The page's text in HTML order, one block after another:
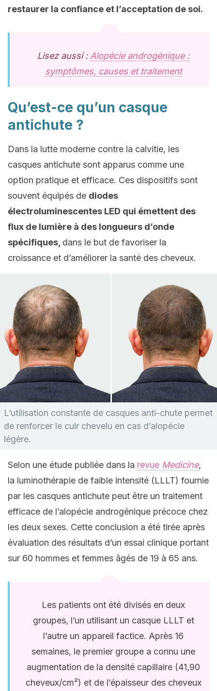
restaurer la confiance et l’acceptation de soi.
Lisez aussi : Alopécie androgénique :
symptômes, causes et traitement
Qu’est-ce qu’un casque
antichute ?
Dans la lutte moderne contre la calvitie, les
casques antichute sont apparus comme une
option pratique et efficace. Ces dispositifs sont
souvent équipés de diodes
électroluminescentes LED qui émettent des
flux de lumière à des longueurs d’onde
spécifiques, dans le but de favoriser la
croissance et d’améliorer la santé des cheveux.
L’utilisation constante de casques anti-chute permet
de renforcer le cuir chevelu en cas d’alopécie
légère.
Selon une étude publiée dans la revue Medicine,
la luminothérapie de faible intensité (LLLT) fournie
par les casques antichute peut être un traitement
efficace de l’alopécie androgénique précoce chez
les deux sexes. Cette conclusion a été tirée après
évaluation des résultats d’un essai clinique portant
sur 60 hommes et femmes âgés de 19 à 65 ans.
Les patients ont été divisés en deux
groupes, l’un utilisant un casque LLLT et
l’autre un appareil factice. Après 16
semaines, le premier groupe a connu une
augmentation de la densité capillaire (41,90
cheveux/cm²) et de l’épaisseur des cheveux